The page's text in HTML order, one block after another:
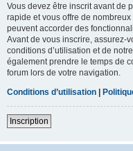
Vous devez être inscrit avant de
rapide et vous offre de
peuvent accorder des
Avant de vous inscrire, assurez-
conditions d’utilisation et de
également prendre le temps de
forum lors de votre navigation.
Conditions d’utilisation |
Inscription